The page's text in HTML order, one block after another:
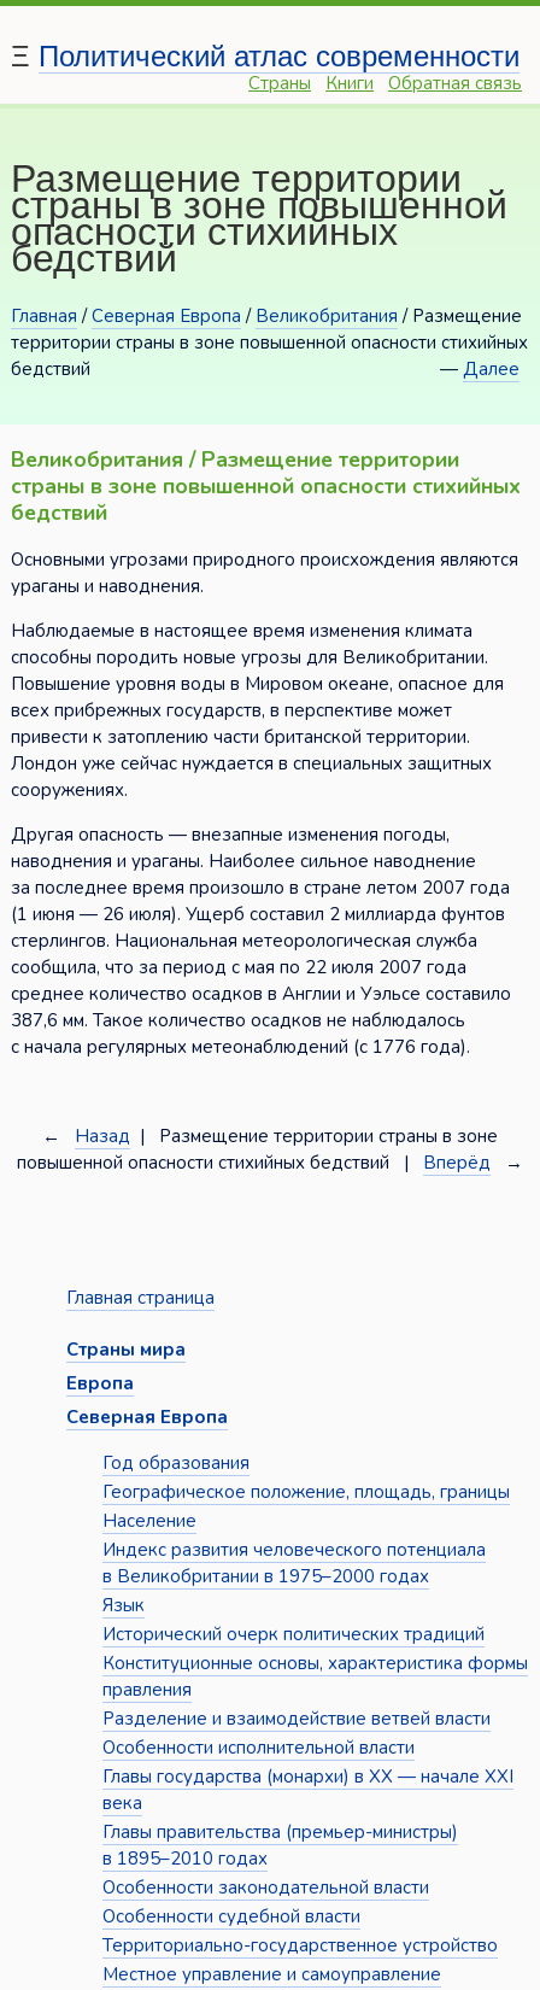
Ξ Политический атлас современности
Страны Книги Обратная связь
Размещение территории
страны в зоне повышенной
опасности стихийных
бедствий
Главная /Северная Европа / Великобритания / Размещение
территории страны в зоне повышенной опасности стихийных
бедствий
—Далее
Великобритания / Размещение территории
страны в зоне повышенной опасности стихийных
бедствий
Основными угрозами природного происхождения являются
ураганы и наводнения.
Наблюдаемые в настоящее время изменения климата
способны породить новые угрозы для Великобритании.
Повышение уровня воды в Мировом океане, опасное для
всех прибрежных государств, в перспективе может
привести к затоплению части британской территории.
Лондон уже сейчас нуждается в специальных защитных
сооружениях.
Другая опасность — внезапные изменения погоды,
наводнения и ураганы. Наиболее сильное наводнение
за последнее время произошло в стране летом 2007 года
(1 июня — 26 июля). Ущерб составил 2 миллиарда фунтов
стерлингов. Национальная метеорологическая служба
сообщила, что за период с мая по 22 июля 2007 года
среднее количество осадков в Англии и Уэльсе составило
387,6 мм. Такое количество осадков не наблюдалось
с начала регулярных метеонаблюдений (с 1776 года).
← Назад | Размещение территории страны в зоне
повышенной опасности стихийных бедствий | Вперёд →
Главная страница
Страны мира
Европа
Северная Европа
Год образования
Географическое положение, площадь, границы
Население
Индекс развития человеческого потенциала
в Великобритании в 1975–2000 годах
Язык
Исторический очерк политических традиций
Конституционные основы, характеристика формы
правления
Разделение и взаимодействие ветвей власти
Особенности исполнительной власти
Главы государства (монархи) в XX — начале XXI
века
Главы правительства (премьер-министры)
в 1895–2010 годах
Особенности законодательной власти
Особенности судебной власти
Территориально-государственное устройство
Местное управление и самоуправление